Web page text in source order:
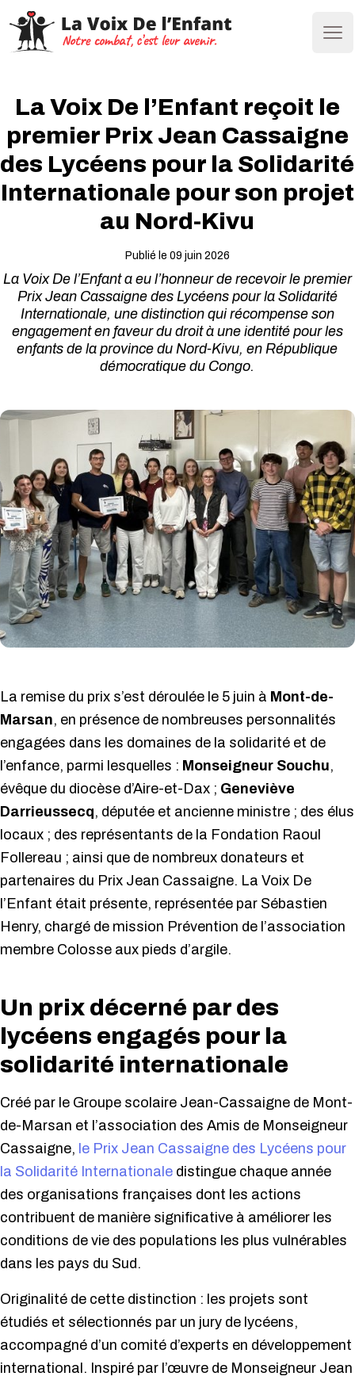
La Voix De l’Enfant reçoit le
premier Prix Jean Cassaigne
des Lycéens pour la Solidarité
Internationale pour son projet
au Nord-Kivu
Publié le 09 juin 2026
La Voix De l’Enfant a eu l’honneur de recevoir le premier
Prix Jean Cassaigne des Lycéens pour la Solidarité
Internationale, une distinction qui récompense son
engagement en faveur du droit à une identité pour les
enfants de la province du Nord-Kivu, en République
démocratique du Congo.
La remise du prix s’est déroulée le 5 juin à Mont-de-
Marsan, en présence de nombreuses personnalités
engagées dans les domaines de la solidarité et de
l’enfance, parmi lesquelles : Monseigneur Souchu,
évêque du diocèse d’Aire-et-Dax ; Geneviève
Darrieussecq, députée et ancienne ministre ; des élus
locaux ; des représentants de la Fondation Raoul
Follereau ; ainsi que de nombreux donateurs et
partenaires du Prix Jean Cassaigne. La Voix De
l’Enfant était présente, représentée par Sébastien
Henry, chargé de mission Prévention de l’association
membre Colosse aux pieds d’argile.
Un prix décerné par des
lycéens engagés pour la
solidarité internationale
Créé par le Groupe scolaire Jean-Cassaigne de Mont-
de-Marsan et l’association des Amis de Monseigneur
Cassaigne, le Prix Jean Cassaigne des Lycéens pour
la Solidarité Internationale distingue chaque année
des organisations françaises dont les actions
contribuent de manière significative à améliorer les
conditions de vie des populations les plus vulnérables
dans les pays du Sud.
Originalité de cette distinction : les projets sont
étudiés et sélectionnés par un jury de lycéens,
accompagné d’un comité d’experts en développement
international. Inspiré par l’œuvre de Monseigneur Jean